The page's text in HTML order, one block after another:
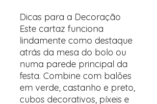
Dicas para a Decoração
Este cartaz funciona
lindamente como destaque
atrás da mesa do bolo ou
numa parede principal da
festa. Combine com balões
em verde, castanho e preto,
cubos decorativos, píxeis e